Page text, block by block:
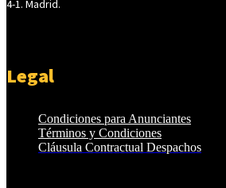
4-1. Madrid.
Legal
Condiciones para Anunciantes
Términos y Condiciones
Cláusula Contractual Despachos